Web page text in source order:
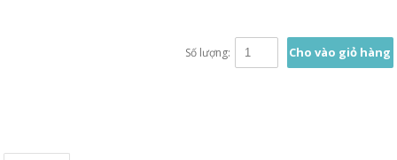
Cho vào giỏ hàng
Số lượng: